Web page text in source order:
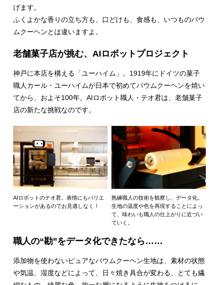
げます。
ふくよかな香りの立ち方も、口どけも、食感も、いつものバウ
ムクーヘンとは違いますよ。
老舗菓子店が挑む、AIロボットプロジェクト
神戸に本店を構える「ユーハイム」。1919年にドイツの菓子
職人カール・ユーハイムが日本で初めてバウムクーヘンを焼い
てから、およそ100年。AIロボット職人・テオ君は、老舗菓子
店の新たな挑戦なのです。
AIロボットのテオ君。表情にもバリエ
ーションがあるのでお見逃しなく！
熟練職人の技術を観察し、データ化。
生地の温度や色を再現することによっ
て、味わいも職人の仕上がりに近づい
ていく。
職人の“勘”をデータ化できたなら……
添加物を使わないピュアなバウムクーヘン生地は、素材の状態
や気温、湿度などによって、日々焼き具合が変わる、とても繊